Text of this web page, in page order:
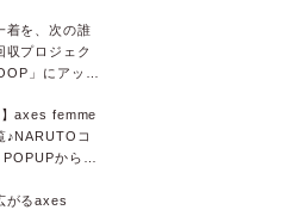
着を、次の誰
プロジェク
」にアップ
とポイント
】axes femme
♪NARUTOコ
から、
、ティーパー
特別なイベン
がるaxes